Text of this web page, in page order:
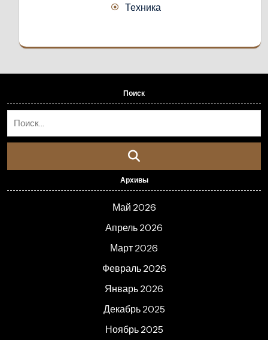
Техника
Поиск
Архивы
Май 2026
Апрель 2026
Март 2026
Февраль 2026
Январь 2026
Декабрь 2025
Ноябрь 2025